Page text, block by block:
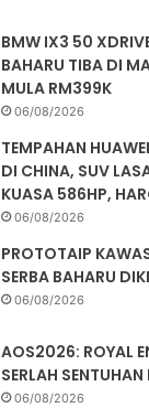
BMW IX3 50
BAHARU TIBA DI
MULA RM399K
06/08/2026
TEMPAHAN
DI CHINA, SUV
KUASA 586HP,
06/08/2026
PROTOTAIP
SERBA BAHARU
06/08/2026
AOS2026: ROYAL
SERLAH
06/08/2026